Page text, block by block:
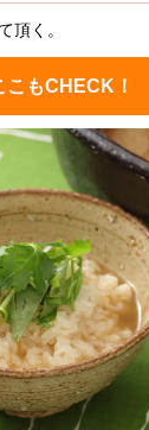
頂く。
こもCHECK！